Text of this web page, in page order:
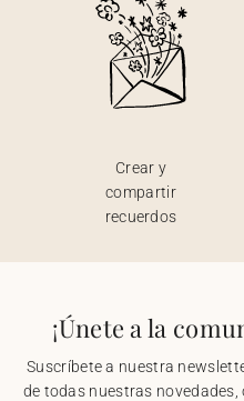
Crear y
compartir
recuerdos
¡Únete a la
Suscríbete a nuestra
de todas nuestras novedades,